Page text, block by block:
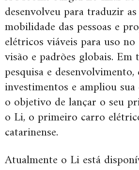
desenvolveu para traduzir
mobilidade das pessoas e
elétricos viáveis para uso
visão e padrões globais. Em
pesquisa e
investimentos e ampliou
o objetivo de lançar o seu
o Li, o primeiro carro
catarinense.
Atualmente o Li está